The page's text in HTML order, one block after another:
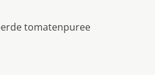
tomatenpuree